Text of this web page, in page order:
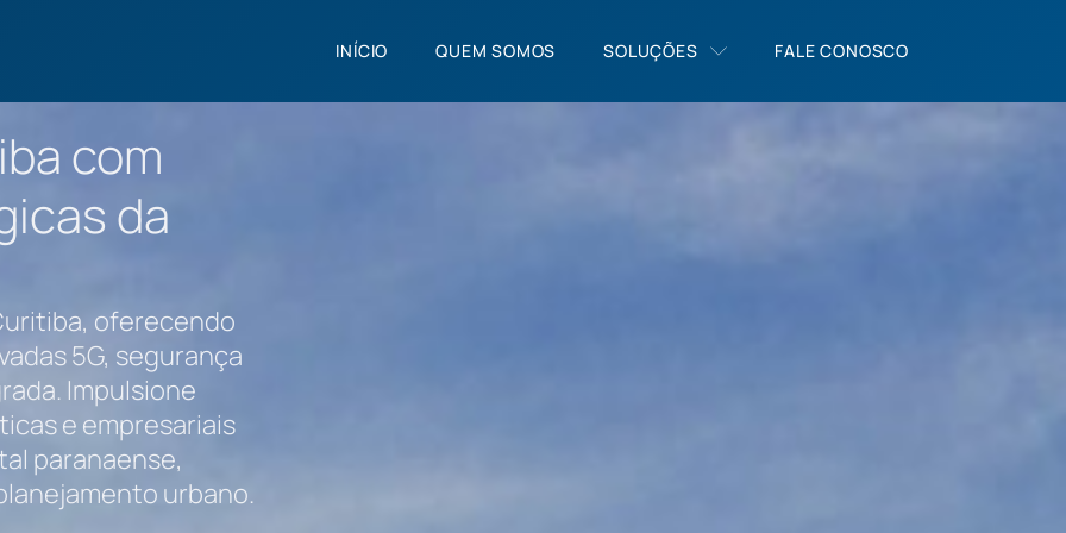
INÍCIO QUEM SOMOS SOLUÇÕES FALE CONOSCO
com
da
oferecendo
5G, segurança
Impulsione
e empresariais
paranaense,
urbano.